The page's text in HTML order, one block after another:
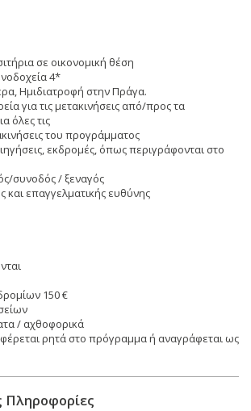
σε οικονομική θέση
4*
Ημιδιατροφή στην Πράγα.
για τις μετακινήσεις από/προς τα
όλες τις
του προγράμματος
εκδρομές, όπως περιγράφονται στο
συνοδός / ξεναγός
και επαγγελματικής ευθύνης
150 €
/ αχθοφορικά
ρητά στο πρόγραμμα ή αναγράφεται ως
Πληροφορίες